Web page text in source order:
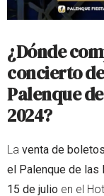
¿Dónde
concierto
Palenque
2024?
La venta de
el Palenque de las
15 de julio en el